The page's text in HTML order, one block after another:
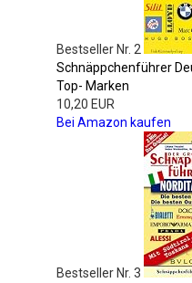
Bestseller Nr. 2
Schnäppchenführer
Top- Marken
10,20 EUR
Bei Amazon kaufen
Bestseller Nr. 3